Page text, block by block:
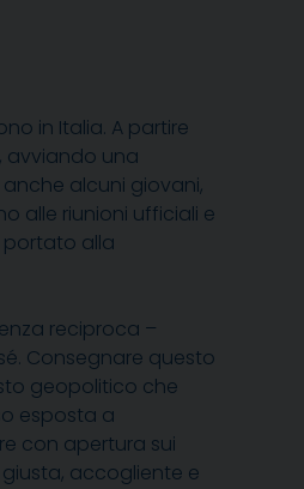
in Italia. A partire
avviando una
alcuni giovani,
alle riunioni ufficiali e
portato alla
reciproca –
. Consegnare questo
geopolitico che
esposta a
con apertura sui
accogliente e